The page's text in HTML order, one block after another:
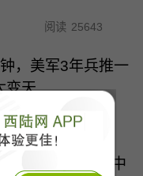
阅读 25643
，美军3年兵推一
变天
阅读 22215
作！美军报告称中